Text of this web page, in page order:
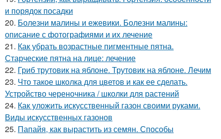
и порядок посадки
20. Болезни малины и ежевики. Болезни малины:
описание с фотографиями и их лечение
21. Как убрать возрастные пигментные пятна.
Старческие пятна на лице: лечение
22. Гриб трутовик на яблоне. Трутовик на яблоне. Лечим
23. Что такое школка для цветов и как ее сделать.
Устройство череночника / школки для растений
24. Как уложить искусственный газон своими руками.
Виды искусственных газонов
25. Папайя, как вырастить из семян. Способы